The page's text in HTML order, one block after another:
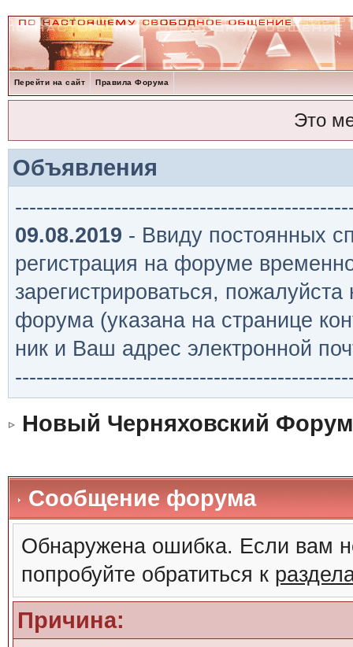
Перейти на сайт Правила Форума
Это
Объявления
09.08.2019 - Ввиду постоянных
регистрация на форуме
зарегистрироваться,
форума (указана на странице
ник и Ваш адрес электронной
Новый Черняховский Форум
Сообщение форума
Обнаружена ошибка. Если вам
попробуйте обратиться к
Причина: